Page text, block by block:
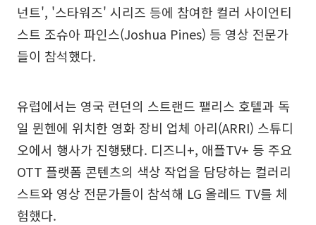
넌트', '스타워즈' 시리즈 등에 참여한 컬러 사이언티
스트 조슈아 파인스(Joshua Pines) 등 영상 전문가
들이 참석했다.
유럽에서는 영국 런던의 스트랜드 팰리스 호텔과 독
일 뮌헨에 위치한 영화 장비 업체 아리(ARRI) 스튜디
오에서 행사가 진행됐다. 디즈니+, 애플TV+ 등 주요
OTT 플랫폼 콘텐츠의 색상 작업을 담당하는 컬러리
스트와 영상 전문가들이 참석해 LG 올레드 TV를 체
험했다.